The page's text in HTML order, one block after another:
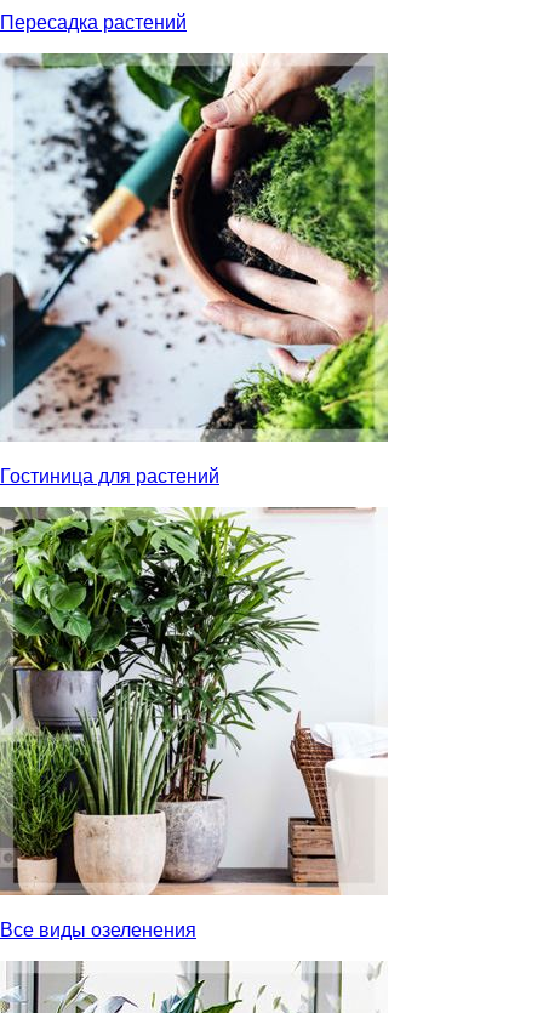
Пересадка растений
Гостиница для растений
Все виды озеленения